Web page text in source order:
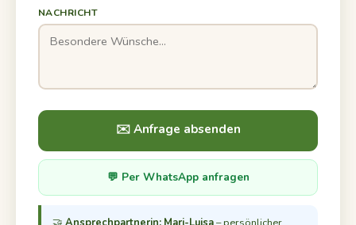
NACHRICHT
✉️ Anfrage absenden
💬 Per WhatsApp anfragen